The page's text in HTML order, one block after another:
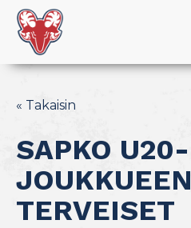
« Takaisin
SAPKO U20-
JOUKKUEEN
TERVEISET